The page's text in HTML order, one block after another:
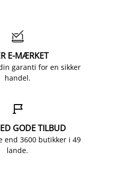

E-MÆRKET
garanti for en sikker
handel.

GODE TILBUD
end 3600 butikker i 49
lande.